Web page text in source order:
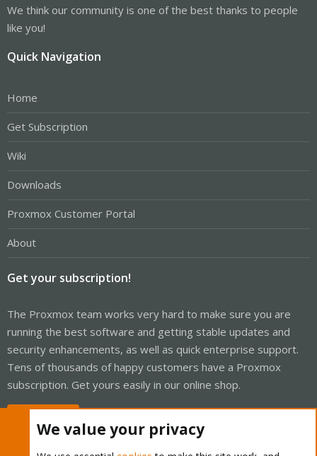
We think our community is one of the best thanks to people
like you!
Quick Navigation
Home
Get Subscription
Wiki
Downloads
Proxmox Customer Portal
About
Get your subscription!
The Proxmox team works very hard to make sure you are
running the best software and getting stable updates and
security enhancements, as well as quick enterprise support.
Tens of thousands of happy customers have a Proxmox
subscription. Get yours easily in our online shop.
We value your privacy